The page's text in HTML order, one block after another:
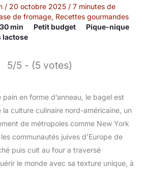
/ 20 octobre 2025 / 7 minutes de
de fromage, Recettes gourmandes
min Petit budget
Pique-nique
lactose
5/5 - (5 votes)
pain en forme d’anneau, le bagel est
culture culinaire nord-américaine, un
de métropoles comme New York
communautés juives d’Europe de
puis cuit au four a traversé
le monde avec sa texture unique, à